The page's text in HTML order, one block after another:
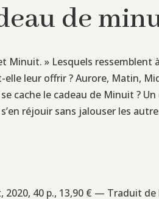
de
» Lesquels ressemblent
leur offrir ? Aurore, Matin,
cache le cadeau de Minuit ?
réjouir sans jalouser les
2020, 40 p., 13,90 € — Traduit